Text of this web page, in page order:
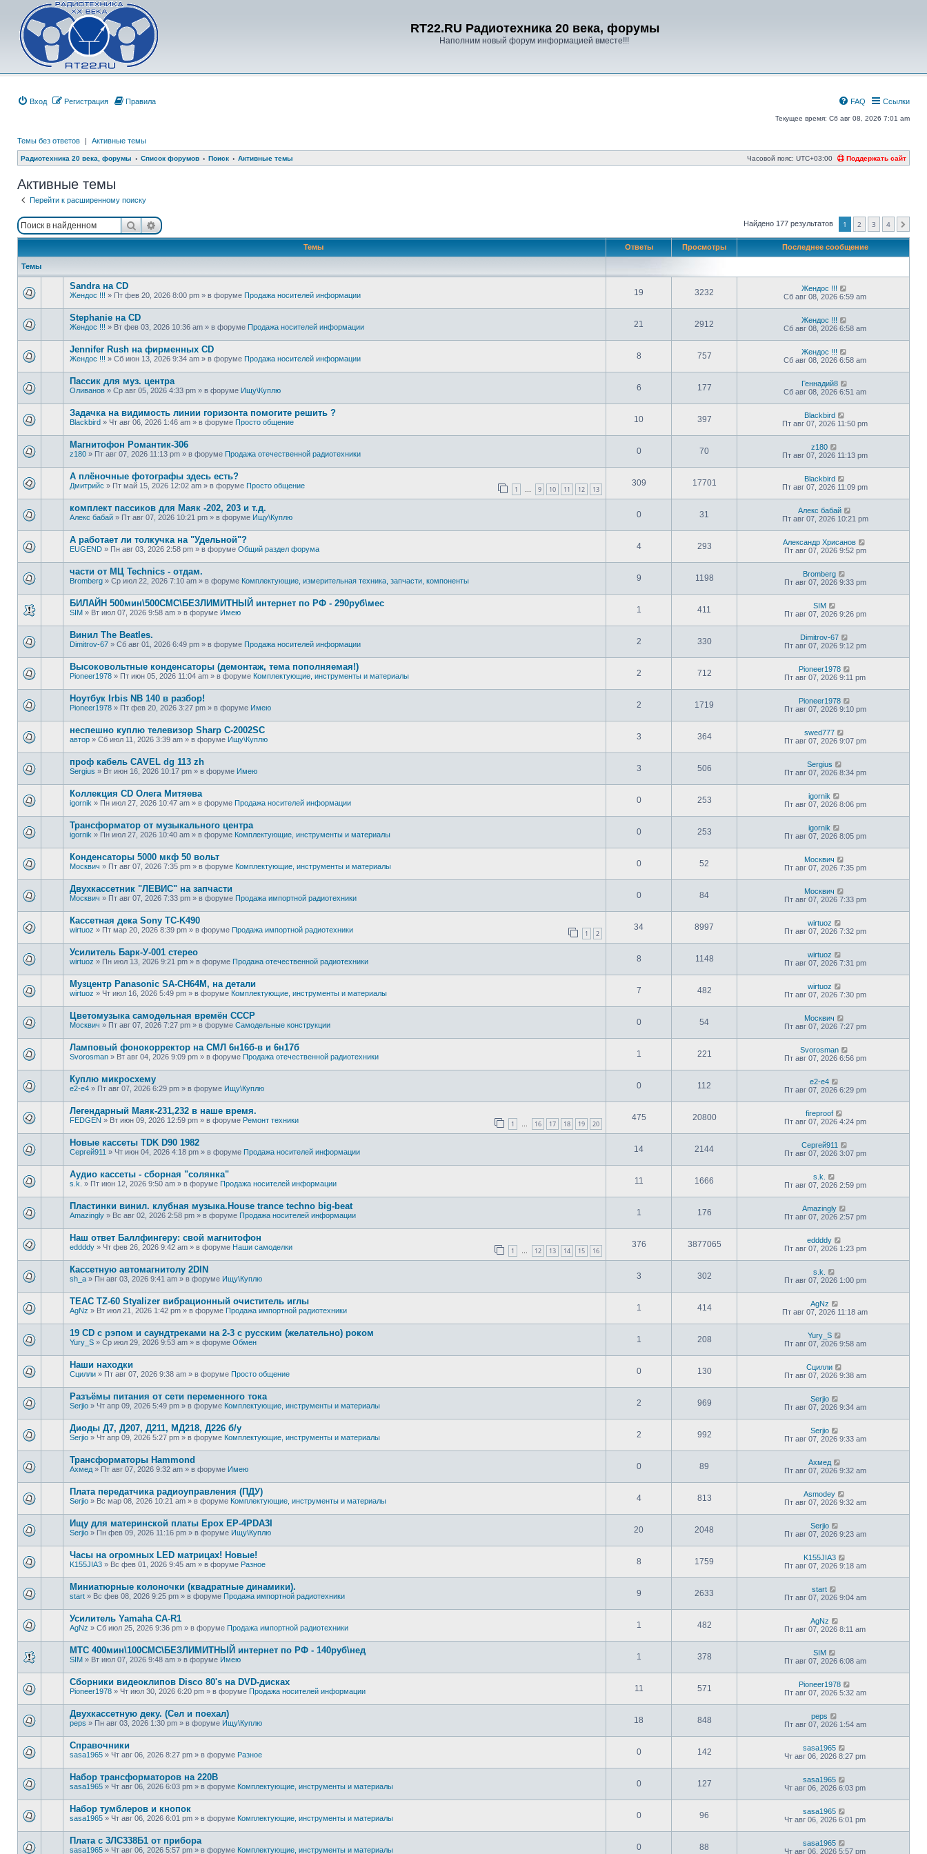
RT22.RU Радиотехника 20 века, форумы
Наполним новый форум информацией вместе!!!
Вход Регистрация Ссылки
FAQ
Правила
Текущее время: Сб авг 08, 2026 7:01 am
Темы без ответов | Активные темы
Радиотехника 20 века, форумы Список форумов Поиск Активные темы Поддержать сайт
Часовой пояс: UTC+03:00
Активные темы
Перейти к расширенному поиску
ПоискРасширенный поиск Найдено 177 результатов 1 2 3 4
Темы Ответы Просмотры Последнее сообщение
Темы
Sandra на CD
Жендос !!! » Пт фев 20, 2026 8:00 pm » в форуме Продажa носителей информации 19 3232
Жендос !!!
Сб авг 08, 2026 6:59 am
Stephanie на CD
Жендос !!! » Вт фев 03, 2026 10:36 am » в форуме Продажa носителей информации 21 2912
Жендос !!!
Сб авг 08, 2026 6:58 am
Jennifer Rush на фирменных CD
Жендос !!! » Сб июн 13, 2026 9:34 am » в форуме Продажa носителей информации 8 757
Жендос !!!
Сб авг 08, 2026 6:58 am
Пассик для муз. центра
Оливанов » Ср авг 05, 2026 4:33 pm » в форуме Ищу\Куплю 6 177
Геннадий8
Сб авг 08, 2026 6:51 am
Задачка на видимость линии горизонта помогите решить ?
Blackbird » Чт авг 06, 2026 1:46 am » в форуме Просто общение 10 397
Blackbird
Пт авг 07, 2026 11:50 pm
Магнитофон Романтик-306
z180 » Пт авг 07, 2026 11:13 pm » в форуме Продажа отечественной радиотехники 0 70
z180
Пт авг 07, 2026 11:13 pm
А плёночные фотографы здесь есть?
Дмитрийс » Пт май 15, 2026 12:02 am » в форуме Просто общение 1 9 10 11 12 13
309 17701
Blackbird
Пт авг 07, 2026 11:09 pm
комплект пассиков для Маяк -202, 203 и т.д.
Алекс бабай » Пт авг 07, 2026 10:21 pm » в форуме Ищу\Куплю 0 31
Алекс бабай
Пт авг 07, 2026 10:21 pm
А работает ли толкучка на "Удельной"?
EUGEND » Пн авг 03, 2026 2:58 pm » в форуме Общий раздел форума 4 293
Александр Хрисанов
Пт авг 07, 2026 9:52 pm
части от МЦ Technics - отдам.
Bromberg » Ср июл 22, 2026 7:10 am » в форуме Комплектующие, измерительная техника, запчасти, компоненты 9 1198
Bromberg
Пт авг 07, 2026 9:33 pm
БИЛАЙН 500мин\500СМС\БЕЗЛИМИТНЫЙ интернет по РФ - 290руб\мес
SIM » Вт июл 07, 2026 9:58 am » в форуме Имею 1 411
SIM
Пт авг 07, 2026 9:26 pm
Винил The Beatles.
Dimitrov-67 » Сб авг 01, 2026 6:49 pm » в форуме Продажa носителей информации 2 330
Dimitrov-67
Пт авг 07, 2026 9:12 pm
Высоковольтные конденсаторы (демонтаж, тема пополняемая!)
Pioneer1978 » Пт июн 05, 2026 11:04 am » в форуме Комплектующие, инструменты и материалы 2 712
Pioneer1978
Пт авг 07, 2026 9:11 pm
Ноутбук Irbis NB 140 в разбор!
Pioneer1978 » Пт фев 20, 2026 3:27 pm » в форуме Имею 2 1719
Pioneer1978
Пт авг 07, 2026 9:10 pm
неспешно куплю телевизор Sharp C-2002SC
автор » Сб июл 11, 2026 3:39 am » в форуме Ищу\Куплю 3 364
swed777
Пт авг 07, 2026 9:07 pm
проф кaбель CАVЕL dg 113 zh
Sergius » Вт июн 16, 2026 10:17 pm » в форуме Имею 3 506
Sergius
Пт авг 07, 2026 8:34 pm
Коллекция CD Олега Митяева
igornik » Пн июл 27, 2026 10:47 am » в форуме Продажa носителей информации 0 253
igornik
Пт авг 07, 2026 8:06 pm
Трансформатор от музыкального центра
igornik » Пн июл 27, 2026 10:40 am » в форуме Комплектующие, инструменты и материалы 0 253
igornik
Пт авг 07, 2026 8:05 pm
Конденсаторы 5000 мкф 50 вольт
Москвич » Пт авг 07, 2026 7:35 pm » в форуме Комплектующие, инструменты и материалы 0 52
Москвич
Пт авг 07, 2026 7:35 pm
Двухкассетник "ЛЕВИС" на запчасти
Москвич » Пт авг 07, 2026 7:33 pm » в форуме Продажа импортной радиотехники 0 84
Москвич
Пт авг 07, 2026 7:33 pm
Кассетная дека Sony TC-K490
wirtuoz » Пт мар 20, 2026 8:39 pm » в форуме Продажа импортной радиотехники 1 2
34 8997
wirtuoz
Пт авг 07, 2026 7:32 pm
Усилитель Барк-У-001 стерео
wirtuoz » Пн июл 13, 2026 9:21 pm » в форуме Продажа отечественной радиотехники 8 1148
wirtuoz
Пт авг 07, 2026 7:31 pm
Музцентр Panasonic SA-CH64M, на детали
wirtuoz » Чт июл 16, 2026 5:49 pm » в форуме Комплектующие, инструменты и материалы 7 482
wirtuoz
Пт авг 07, 2026 7:30 pm
Цветомузыка самодельная времён СССР
Москвич » Пт авг 07, 2026 7:27 pm » в форуме Самодельные конструкции 0 54
Москвич
Пт авг 07, 2026 7:27 pm
Ламповый фонокорректор на СМЛ 6н16б-в и 6н17б
Svorosman » Вт авг 04, 2026 9:09 pm » в форуме Продажа отечественной радиотехники 1 221
Svorosman
Пт авг 07, 2026 6:56 pm
Куплю микросхему
e2-e4 » Пт авг 07, 2026 6:29 pm » в форуме Ищу\Куплю 0 112
e2-e4
Пт авг 07, 2026 6:29 pm
Легендарный Маяк-231,232 в наше время.
FEDGEN » Вт июн 09, 2026 12:59 pm » в форуме Ремонт техники 1 16 17 18 19 20
475 20800
fireproof
Пт авг 07, 2026 4:24 pm
Новые кассеты TDK D90 1982
Сергей911 » Чт июн 04, 2026 4:18 pm » в форуме Продажa носителей информации 14 2144
Сергей911
Пт авг 07, 2026 3:07 pm
Аудио кассеты - сборная "солянка"
s.k. » Пт июн 12, 2026 9:50 am » в форуме Продажa носителей информации 11 1666
s.k.
Пт авг 07, 2026 2:59 pm
Пластинки винил. клубная музыка.House trance techno big-beat
Amazingly » Вс авг 02, 2026 2:58 pm » в форуме Продажa носителей информации 1 176
Amazingly
Пт авг 07, 2026 2:57 pm
Наш ответ Баллфингеру: свой магнитофон
eddddy » Чт фев 26, 2026 9:42 am » в форуме Наши самоделки 1 12 13 14 15 16
376 3877065
eddddy
Пт авг 07, 2026 1:23 pm
Кассетную автомагнитолу 2DIN
sh_a » Пн авг 03, 2026 9:41 am » в форуме Ищу\Куплю 3 302
s.k.
Пт авг 07, 2026 1:00 pm
TEAC TZ-60 Styalizer вибрационный очиститель иглы
AgNz » Вт июл 21, 2026 1:42 pm » в форуме Продажа импортной радиотехники 1 414
AgNz
Пт авг 07, 2026 11:18 am
19 CD с рэпом и саундтреками на 2-3 с русским (желательно) роком
Yury_S » Ср июл 29, 2026 9:53 am » в форуме Обмен 1 208
Yury_S
Пт авг 07, 2026 9:58 am
Наши находки
Сцилли » Пт авг 07, 2026 9:38 am » в форуме Просто общение 0 130
Сцилли
Пт авг 07, 2026 9:38 am
Разъёмы питания от сети переменного тока
Serjio » Чт апр 09, 2026 5:49 pm » в форуме Комплектующие, инструменты и материалы 2 969
Serjio
Пт авг 07, 2026 9:34 am
Диоды Д7, Д207, Д211, МД218, Д226 б/у
Serjio » Чт апр 09, 2026 5:27 pm » в форуме Комплектующие, инструменты и материалы 2 992
Serjio
Пт авг 07, 2026 9:33 am
Трансформаторы Hammond
Ахмед » Пт авг 07, 2026 9:32 am » в форуме Имею 0 89
Ахмед
Пт авг 07, 2026 9:32 am
Плата передатчика радиоуправления (ПДУ)
Serjio » Вс мар 08, 2026 10:21 am » в форуме Комплектующие, инструменты и материалы 4 813
Asmodey
Пт авг 07, 2026 9:32 am
Ищу для материнской платы Epox EP-4PDA3I
Serjio » Пн фев 09, 2026 11:16 pm » в форуме Ищу\Куплю 20 2048
Serjio
Пт авг 07, 2026 9:23 am
Часы на огромных LED матрицах! Новые!
K155JIA3 » Вс фев 01, 2026 9:45 am » в форуме Разное 8 1759
K155JIA3
Пт авг 07, 2026 9:18 am
Миниатюрные колоночки (квадратные динамики).
start » Вс фев 08, 2026 9:25 pm » в форуме Продажа импортной радиотехники 9 2633
start
Пт авг 07, 2026 9:04 am
Усилитель Yamaha CA-R1
AgNz » Сб июл 25, 2026 9:36 pm » в форуме Продажа импортной радиотехники 1 482
AgNz
Пт авг 07, 2026 8:11 am
МТС 400мин\100СМС\БЕЗЛИМИТНЫЙ интернет по РФ - 140руб\нед
SIM » Вт июл 07, 2026 9:48 am » в форуме Имею 1 378
SIM
Пт авг 07, 2026 6:08 am
Сборники видеоклипов Disco 80's на DVD-дисках
Pioneer1978 » Чт июл 30, 2026 6:20 pm » в форуме Продажa носителей информации 11 571
Pioneer1978
Пт авг 07, 2026 5:32 am
Двухкассетную деку. (Сел и поехал)
peps » Пн авг 03, 2026 1:30 pm » в форуме Ищу\Куплю 18 848
peps
Пт авг 07, 2026 1:54 am
Справочники
sasa1965 » Чт авг 06, 2026 8:27 pm » в форуме Разное 0 142
sasa1965
Чт авг 06, 2026 8:27 pm
Набор трансформаторов на 220В
sasa1965 » Чт авг 06, 2026 6:03 pm » в форуме Комплектующие, инструменты и материалы 0 127
sasa1965
Чт авг 06, 2026 6:03 pm
Набор тумблеров и кнопок
sasa1965 » Чт авг 06, 2026 6:01 pm » в форуме Комплектующие, инструменты и материалы 0 96
sasa1965
Чт авг 06, 2026 6:01 pm
Плата с 3ЛС338Б1 от прибора
sasa1965 » Чт авг 06, 2026 5:57 pm » в форуме Комплектующие, инструменты и материалы 0 88
sasa1965
Чт авг 06, 2026 5:57 pm